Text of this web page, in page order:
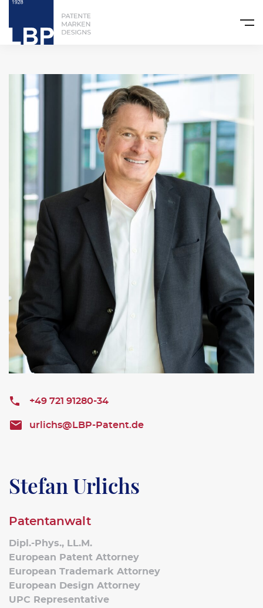
+49 721 91280-34
urlichs@LBP-Patent.de
Stefan Urlichs
Patentanwalt
Dipl.-Phys., LL.M.
European Patent Attorney
European Trademark Attorney
European Design Attorney
UPC Representative